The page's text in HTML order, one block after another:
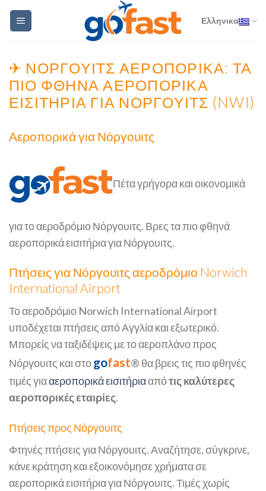
Skip
Ελληνικα
✈ ΝΌΡΓΟΥΙΤΣ ΑΕΡΟΠΟΡΙΚΆ: ΤΑ
ΠΙΟ ΦΘΗΝΑ ΑΕΡΟΠΟΡΙΚΆ
ΕΙΣΙΤΉΡΙΑ ΓΙΑ ΝΌΡΓΟΥΙΤΣ (NWI)
Αεροπορικά για Νόργουιτς
Πέτα γρήγορα και οικονομικά
για το αεροδρόμιο Νόργουιτς. Βρες τα πιο φθηνά
αεροπορικά εισιτήρια για Νόργουιτς.
Πτήσεις για Νόργουιτς αεροδρόμιο Norwich
International Airport
Το αεροδρόμιο Norwich International Airport
υποδέχεται πτήσεις από Αγγλία και εξωτερικό.
Μπορείς να ταξιδέψεις με το αεροπλάνο προς
Νόργουιτς και στοgofast® θα βρεις τις πιο φθηνές
τιμές γιααεροπορικά εισιτήριααπότις καλύτερες
αεροπορικές εταιρίες.
Πτήσεις προς Νόργουιτς
Φτηνές πτήσεις για Νόργουιτς. Αναζήτησε, σύγκρινε,
κάνε κράτηση και εξοικονόμησε χρήματα σε
αεροπορικά εισιτήρια για Νόργουιτς. Τιμές χωρίς